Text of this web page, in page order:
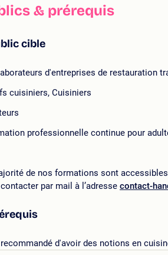
& prérequis
cible
d'entreprises de restauration
cuisiniers, Cuisiniers
professionnelle continue pour
de nos formations sont
par mail à l’adresse contact-
recommandé d'avoir des notions en